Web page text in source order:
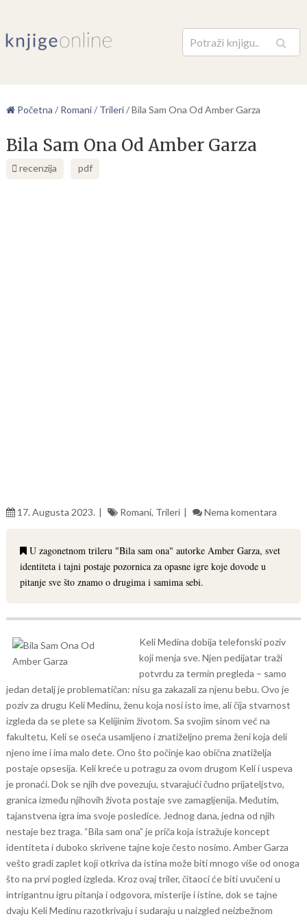
Pretraga
Početna / Romani/ Trileri/Bila Sam Ona Od Amber Garza
Bila Sam Ona Od Amber Garza
recenzija pdf
17. Augusta 2023. Romani, Trileri Nema komentara
U zagonetnom trileru "Bila sam ona" autorke Amber Garza, svet
identiteta i tajni postaje pozornica za opasne igre koje dovode u
pitanje sve što znamo o drugima i samima sebi.
Keli Medina dobija telefonski poziv
koji menja sve. Njen pedijatar traži
potvrdu za termin pregleda – samo
jedan detalj je problematičan: nisu ga zakazali za njenu bebu. Ovo je
poziv za drugu Keli Medinu, ženu koja nosi isto ime, ali čija stvarnost
izgleda da se plete sa Kelijinim životom. Sa svojim sinom već na
fakultetu, Keli se oseća usamljeno i znatiželjno prema ženi koja deli
njeno ime i ima malo dete. Ono što počinje kao obična znatiželja
postaje opsesija. Keli kreće u potragu za ovom drugom Keli i uspeva
je pronaći. Dok se njih dve povezuju, stvarajući čudno prijateljstvo,
granica između njihovih života postaje sve zamagljenija. Međutim,
tajanstvena igra ima svoje posledice. Jednog dana, jedna od njih
nestaje bez traga. “Bila sam ona” je priča koja istražuje koncept
identiteta i duboko skrivene tajne koje često nosimo. Amber Garza
vešto gradi zaplet koji otkriva da istina može biti mnogo više od onoga
što na prvi pogled izgleda. Kroz ovaj triler, čitaoci će biti uvučeni u
intrigantnu igru pitanja i odgovora, misterije i istine, dok se tajne
dvaju Keli Medinu razotkrivaju i sudaraju u naizgled neizbežnom